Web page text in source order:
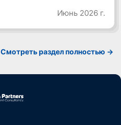
Июнь 2026 г.
Смотреть раздел полностью ->